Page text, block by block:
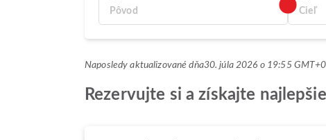
Naposledy aktualizované dňa30. júla 2026 o 19:55 GMT+0
Rezervujte si a získajte